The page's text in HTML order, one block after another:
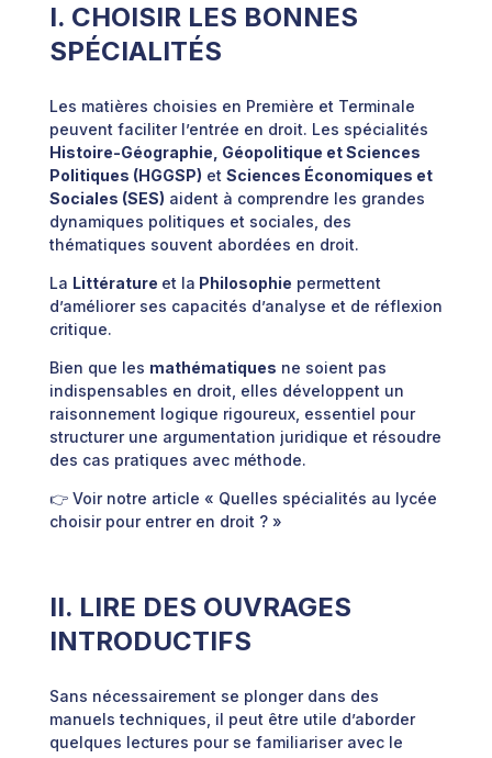
I. CHOISIR LES BONNES
SPÉCIALITÉS
Les matières choisies en Première et Terminale
peuvent faciliter l’entrée en droit. Les spécialités
Histoire-Géographie, Géopolitique et Sciences
Politiques (HGGSP) et Sciences Économiques et
Sociales (SES) aident à comprendre les grandes
dynamiques politiques et sociales, des
thématiques souvent abordées en droit.
La Littérature et la Philosophie permettent
d’améliorer ses capacités d’analyse et de réflexion
critique.
Bien que les mathématiques ne soient pas
indispensables en droit, elles développent un
raisonnement logique rigoureux, essentiel pour
structurer une argumentation juridique et résoudre
des cas pratiques avec méthode.
👉 Voir notre article « Quelles spécialités au lycée
choisir pour entrer en droit ? »
II. LIRE DES OUVRAGES
INTRODUCTIFS
Sans nécessairement se plonger dans des
manuels techniques, il peut être utile d’aborder
quelques lectures pour se familiariser avec le